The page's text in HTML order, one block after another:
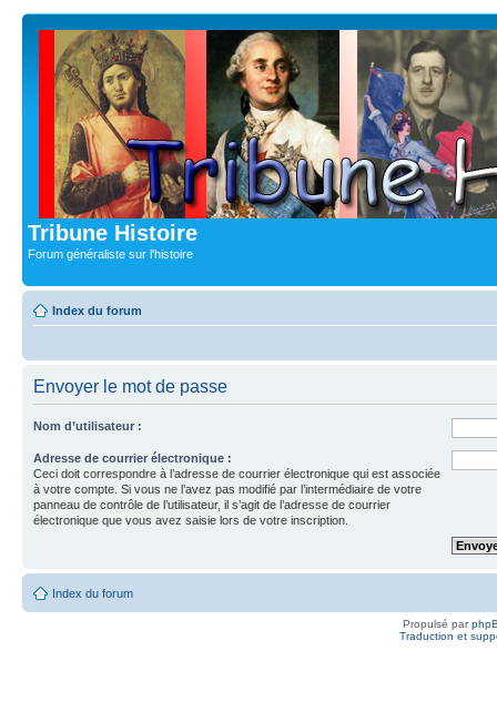
Tribune Histoire
Forum généraliste sur l'histoire
Index du forum
Envoyer le mot de passe
Nom d’utilisateur :
Adresse de courrier électronique :
Ceci doit correspondre à l’adresse de courrier électronique qui est associée
à votre compte. Si vous ne l’avez pas modifié par l’intermédiaire de votre
panneau de contrôle de l’utilisateur, il s’agit de l’adresse de courrier
électronique que vous avez saisie lors de votre inscription.
Index du forum
Propulsé par
Traduction et